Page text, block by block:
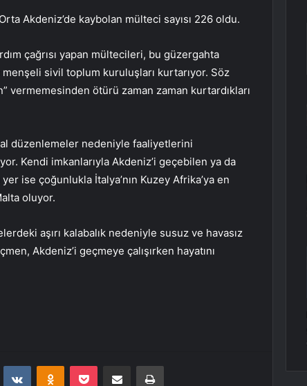
Akdeniz’de kaybolan mülteci sayısı 226 oldu.
çağrısı yapan mültecileri, bu güzergahta
sivil toplum kuruluşları kurtarıyor. Söz
vermemesinden ötürü zaman zaman kurtardıkları
düzenlemeler nedeniyle faaliyetlerini
Kendi imkanlarıyla Akdeniz’i geçebilen ya da
ise çoğunlukla İtalya’nın Kuzey Afrika’ya en
oluyor.
aşırı kalabalık nedeniyle susuz ve havasız
Akdeniz’i geçmeye çalışırken hayatını
VKontakteOdnoklassniki
Pocket E-Posta ile paylaş Yazdır